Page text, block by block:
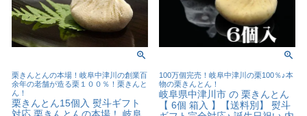
栗きんとんの本場！岐阜中津川の創業百
余年の老舗が造る栗１００％！栗きんと
ん！
栗きんとん15個入 熨斗ギフト
100万個完売！岐阜中津川の栗100％♪本
物の栗きんとん！
岐阜県中津川市 の 栗きんとん
【 6個 箱入 】【送料別】 熨斗